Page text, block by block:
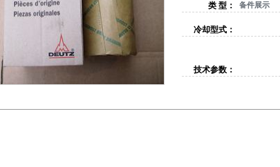
类 型： 备件展示
冷却型式：
技术参数：